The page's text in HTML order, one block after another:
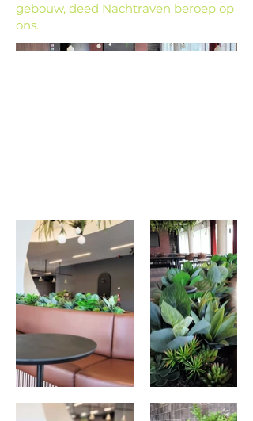
gebouw, deed Nachtraven beroep op
ons.